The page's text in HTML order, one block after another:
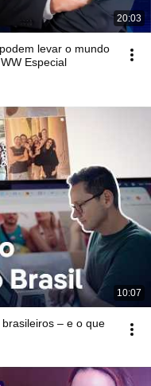
20:03
levar o mundo
Especial
10:07
– e o que